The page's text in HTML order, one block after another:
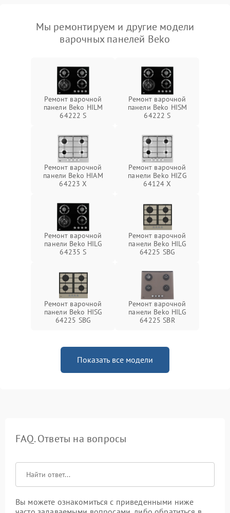
Мы ремонтируем и другие модели
варочных панелей Beko
Ремонт варочной
панели Beko HILM
64222 S
Ремонт варочной
панели Beko HISM
64222 S
Ремонт варочной
панели Beko HIAM
64223 X
Ремонт варочной
панели Beko HIZG
64124 X
Ремонт варочной
панели Beko HILG
64235 S
Ремонт варочной
панели Beko HILG
64225 SBG
Ремонт варочной
панели Beko HISG
64225 SBG
Ремонт варочной
панели Beko HILG
64225 SBR
Показать все модели
FAQ. Ответы на вопросы
Вы можете ознакомиться с приведенными ниже